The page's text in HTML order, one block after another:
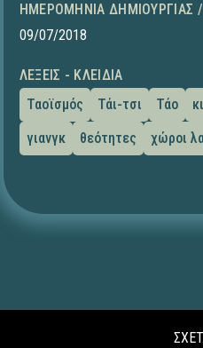
ΗΜΕΡΟΜΗΝΊΑ ΔΗΜΙΟΥΡΓΊΑΣ
09/07/2018
ΛΈΞΕΙΣ - ΚΛΕΙΔΙΆ
Ταοϊσμός
Τάι-τσι Τάο
γιανγκ
θεότητες χώροι